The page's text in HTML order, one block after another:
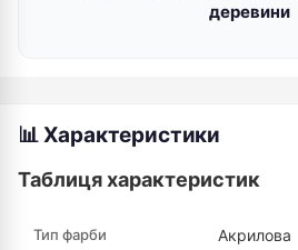
деревини
📊 Характеристики
Таблиця характеристик
Тип фарби Акрилова